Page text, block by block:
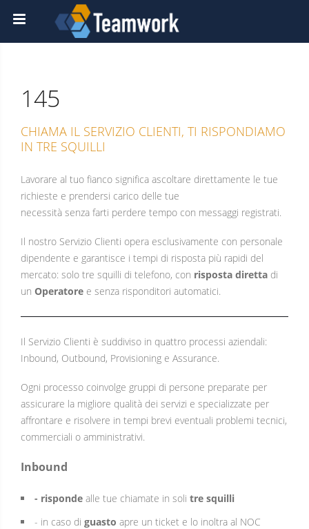
145
CHIAMA IL SERVIZIO CLIENTI, TI RISPONDIAMO
IN TRE SQUILLI
Lavorare al tuo fianco significa ascoltare direttamente le tue
richieste e prendersi carico delle tue
necessità senza farti perdere tempo con messaggi registrati.
Il nostro Servizio Clienti opera esclusivamente con personale
dipendente e garantisce i tempi di risposta più rapidi del
mercato: solo tre squilli di telefono, con risposta diretta di
un Operatore e senza risponditori automatici.
Il Servizio Clienti è suddiviso in quattro processi aziendali:
Inbound, Outbound, Provisioning e Assurance.
Ogni processo coinvolge gruppi di persone preparate per
assicurare la migliore qualità dei servizi e specializzate per
affrontare e risolvere in tempi brevi eventuali problemi tecnici,
commerciali o amministrativi.
Inbound
- risponde alle tue chiamate in soli tre squilli
- in caso di guasto apre un ticket e lo inoltra al NOC